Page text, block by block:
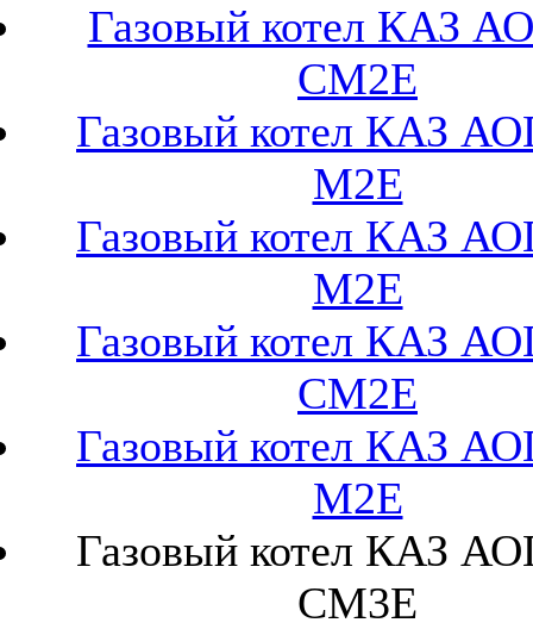
Газовый котел КАЗ
СМ2Е
Газовый котел КАЗ
М2Е
Газовый котел КАЗ
М2Е
Газовый котел КАЗ
СМ2Е
Газовый котел КАЗ
М2Е
Газовый котел КАЗ
СМ3Е